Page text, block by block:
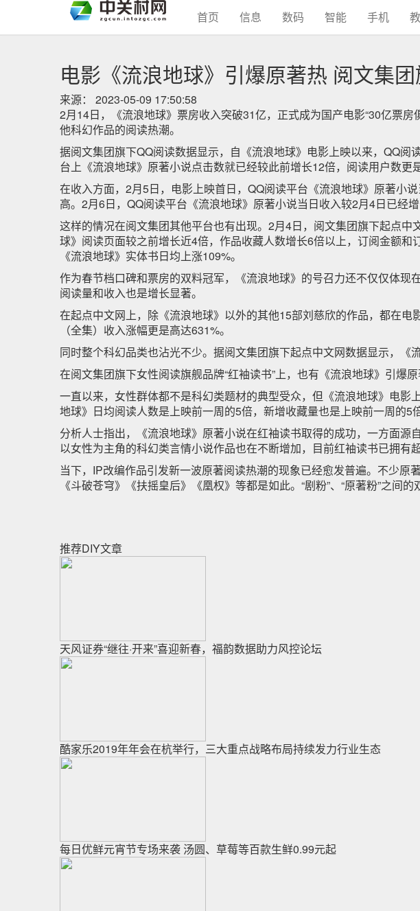
首页 (current)
信息 数码 智能 手机
电影《流浪地球》引爆原著热 阅文集
来源： 2023-05-09 17:50:58
2月14日，《流浪地球》票房收入突破31亿，正式成为国产电影“30亿票
他科幻作品的阅读热潮。
据阅文集团旗下QQ阅读数据显示，自《流浪地球》电影上映以来，QQ
台上《流浪地球》原著小说点击数就已经较此前增长12倍，阅读用户数更
在收入方面，2月5日，电影上映首日，QQ阅读平台《流浪地球》原著小
高。2月6日，QQ阅读平台《流浪地球》原著小说当日收入较2月4日已经增
这样的情况在阅文集团其他平台也有出现。2月4日，阅文集团旗下起点
球》阅读页面较之前增长近4倍，作品收藏人数增长6倍以上，订阅金额
《流浪地球》实体书日均上涨109%。
作为春节档口碑和票房的双料冠军，《流浪地球》的号召力还不仅仅体现
阅读量和收入也是增长显著。
在起点中文网上，除《流浪地球》以外的其他15部刘慈欣的作品，都在
（全集）收入涨幅更是高达631%。
同时整个科幻品类也沾光不少。据阅文集团旗下起点中文网数据显示，《
在阅文集团旗下女性阅读旗舰品牌“红袖读书”上，也有《流浪地球》引爆
一直以来，女性群体都不是科幻类题材的典型受众，但《流浪地球》电
地球》日均阅读人数是上映前一周的5倍，新增收藏量也是上映前一周的
分析人士指出，《流浪地球》原著小说在红袖读书取得的成功，一方面源
以女性为主角的科幻类言情小说作品也在不断增加，目前红袖读书已拥有
当下，IP改编作品引发新一波原著阅读热潮的现象已经愈发普遍。不少原
《斗破苍穹》《扶摇皇后》《凰权》等都是如此。“剧粉”、“原著粉”之间
推荐DIY文章
天风证券“继往·开来”喜迎新春，福韵数据助力风控论坛
酷家乐2019年年会在杭举行，三大重点战略布局持续发力行业生态
每日优鲜元宵节专场来袭 汤圆、草莓等百款生鲜0.99元起